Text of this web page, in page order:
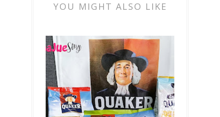
YOU MIGHT ALSO LIKE